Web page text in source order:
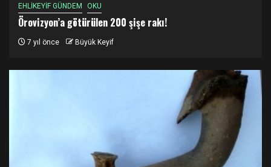
EHLİKEYİF GÜNDEM OKU
Örovizyon’a götürülen 200 şişe rakı!
7 yıl önce Büyük Keyif